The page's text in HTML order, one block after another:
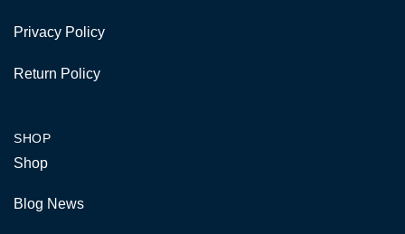
Privacy Policy
Return Policy
SHOP
Shop
Blog News